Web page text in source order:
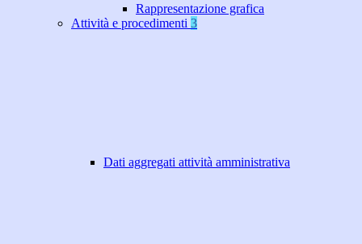
Rappresentazione grafica
Attività e procedimenti 3
Dati aggregati attività amministrativa